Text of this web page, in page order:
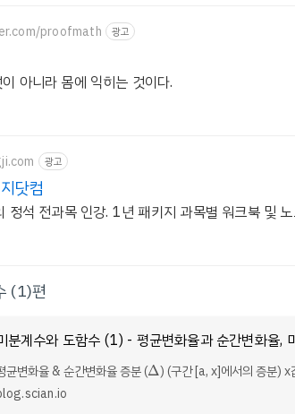
proofmath 광고
아니라 몸에 익히는 것이다.
광고
닷컴
정석 전과목 인강. 1년 패키지 과목별 워크북 및
(1)편
균변화율 & 순간변화율 증분 (Δ
Δ ) (구간 [a, x]에서의 증분) x
량 x-a를 x의 증분, y값의 변화량 f(x)-f(a)를 y의 증분이라
Δx,Δy